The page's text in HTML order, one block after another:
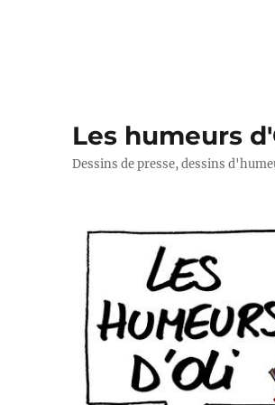
Les humeurs
Dessins de presse, dessins